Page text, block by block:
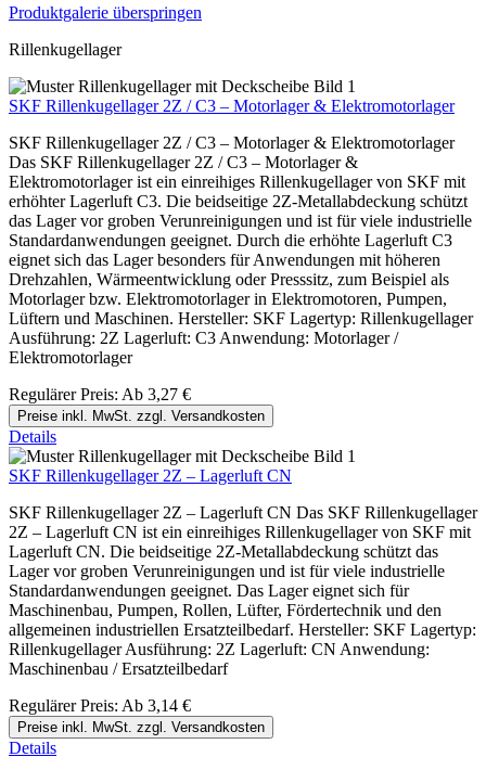
Produktgalerie überspringen
Rillenkugellager
SKF Rillenkugellager 2Z / C3 – Motorlager & Elektromotorlager
SKF Rillenkugellager 2Z / C3 – Motorlager & Elektromotorlager
Das SKF Rillenkugellager 2Z / C3 – Motorlager &
Elektromotorlager ist ein einreihiges Rillenkugellager von SKF mit
erhöhter Lagerluft C3. Die beidseitige 2Z-Metallabdeckung schützt
das Lager vor groben Verunreinigungen und ist für viele industrielle
Standardanwendungen geeignet. Durch die erhöhte Lagerluft C3
eignet sich das Lager besonders für Anwendungen mit höheren
Drehzahlen, Wärmeentwicklung oder Presssitz, zum Beispiel als
Motorlager bzw. Elektromotorlager in Elektromotoren, Pumpen,
Lüftern und Maschinen. Hersteller: SKF Lagertyp: Rillenkugellager
Ausführung: 2Z Lagerluft: C3 Anwendung: Motorlager /
Elektromotorlager
Regulärer Preis: Ab 3,27 €
Preise inkl. MwSt. zzgl. Versandkosten
Details
SKF Rillenkugellager 2Z – Lagerluft CN
SKF Rillenkugellager 2Z – Lagerluft CN Das SKF Rillenkugellager
2Z – Lagerluft CN ist ein einreihiges Rillenkugellager von SKF mit
Lagerluft CN. Die beidseitige 2Z-Metallabdeckung schützt das
Lager vor groben Verunreinigungen und ist für viele industrielle
Standardanwendungen geeignet. Das Lager eignet sich für
Maschinenbau, Pumpen, Rollen, Lüfter, Fördertechnik und den
allgemeinen industriellen Ersatzteilbedarf. Hersteller: SKF Lagertyp:
Rillenkugellager Ausführung: 2Z Lagerluft: CN Anwendung:
Maschinenbau / Ersatzteilbedarf
Regulärer Preis: Ab 3,14 €
Preise inkl. MwSt. zzgl. Versandkosten
Details